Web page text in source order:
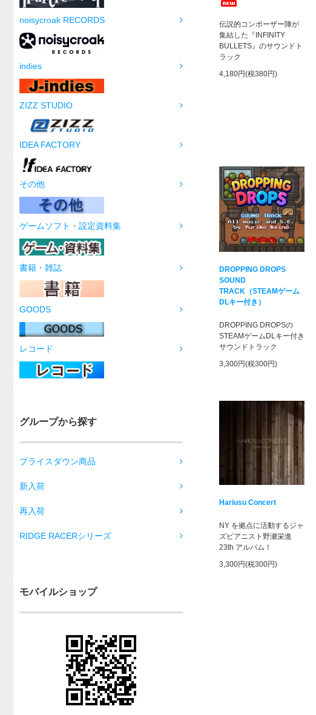
noisycroak RECORDS
indies
ZIZZ STUDIO
IDEA FACTORY
その他
ゲームソフト・設定資料集
書籍・雑誌
GOODS
レコード
グループから探す
プライスダウン商品
新入荷
再入荷
RIDGE RACERシリーズ
モバイルショップ
伝説的コンポーザー陣が
集結した『INFINITY
BULLETS』のサウンドト
ラック
4,180円(税380円)
DROPPING DROPS
SOUND
TRACK（STEAMゲーム
DLキー付き）
DROPPING DROPSの
STEAMゲームDLキー付き
サウンドトラック
3,300円(税300円)
Hariusu Concert
NY を拠点に活動するジャ
ズピアニスト野瀬栄進
23th アルバム！
3,300円(税300円)